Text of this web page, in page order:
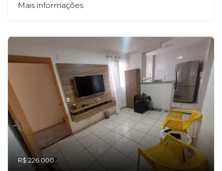
Mais informações
R$ 226.000